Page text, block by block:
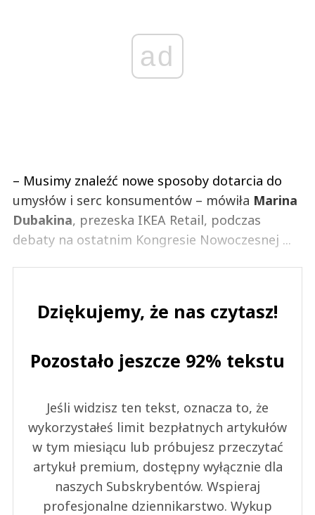
ad
– Musimy znaleźć nowe sposoby dotarcia do
umysłów i serc konsumentów – mówiła Marina
Dubakina, prezeska IKEA Retail, podczas
debaty na ostatnim Kongresie Nowoczesnej ...
Dziękujemy, że nas czytasz!
Pozostało jeszcze 92% tekstu
Jeśli widzisz ten tekst, oznacza to, że
wykorzystałeś limit bezpłatnych artykułów
w tym miesiącu lub próbujesz przeczytać
artykuł premium, dostępny wyłącznie dla
naszych Subskrybentów. Wspieraj
profesjonalne dziennikarstwo. Wykup